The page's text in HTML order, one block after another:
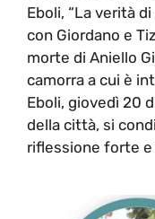
Eboli, “La verità
con Giordano e
morte di Aniello
camorra a cui è
Eboli, giovedì 20
della città, si
riflessione forte